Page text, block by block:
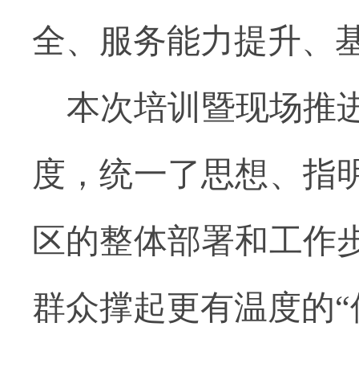
全、服务能力提升、
本次培训暨现场推
度，统一了思想、指
区的整体部署和工作
群众撑起更有温度的“